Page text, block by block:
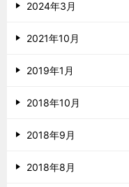
2024年3月
2021年10月
2019年1月
2018年10月
2018年9月
2018年8月